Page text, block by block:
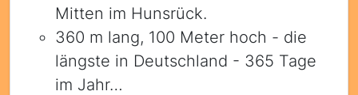
Mitten im Hunsrück.
360 m lang, 100 Meter hoch - die
längste in Deutschland - 365 Tage
im Jahr…